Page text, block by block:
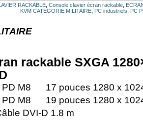
RACKABLE Console clavier écran rackable
KVM CATEGORIE MILITAIRE PC industriels PC
rackable SXGA
PD M8 17 pouces 1280 x
PD M8 19 pouces 1280 x
DVI-D 1.8 m